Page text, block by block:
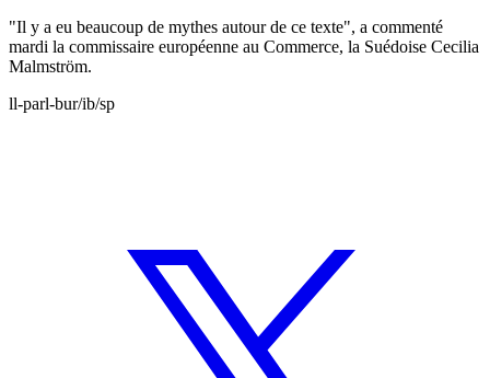
"Il y a eu beaucoup de mythes autour de ce texte", a commenté
mardi la commissaire européenne au Commerce, la Suédoise Cecilia
Malmström.
ll-parl-bur/ib/sp